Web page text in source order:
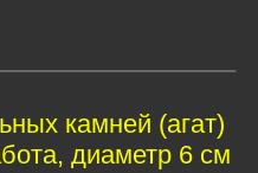
камней (агат)
диаметр 6 см